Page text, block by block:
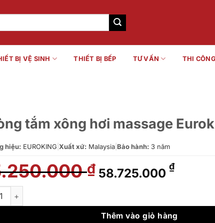
BỊ VỆ SINH THIẾT BỊ BẾP TƯ VẤN THI CÔNG
tắm xông hơi massage
hiệu: EUROKING Xuất xứ: Malaysia Bảo hành: 3 năm
₫ Giá
gốc
65.250.000 ₫.
58.725.000 ₫Giá
là:
tắm xông hơi massage Euroking EU-A803 số lượng
Thêm vào giỏ hàng